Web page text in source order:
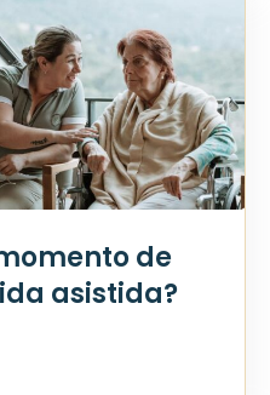
de
asistida?